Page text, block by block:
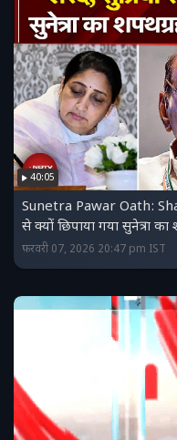
40:05
Sunetra Pawar Oath:
से क्यों छिपाया गया सुनेत्रा
फ़रवरी 07, 2026 20:47 pm IST